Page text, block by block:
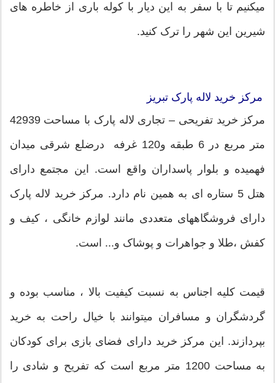
میکنیم تا با سفر به این دیار با کوله باری از خاطره های
شیرین این شهر را ترک کنید.
مرکز خرید لاله پارک تبریز
مرکز خرید تفریحی – تجاری لاله پارک با مساحت 42939
متر مربع در 6 طبقه و120 غرفه درضلع شرقی میدان
فهمیده و بلوار پاسداران واقع است. این مجتمع دارای
هتل 5 ستاره ای به همین نام دارد. مرکز خرید لاله پارک
دارای فروشگاههای متعددی مانند لوازم خانگی ، کیف و
کفش ،طلا و جواهرات و پوشاک و... است.
قیمت کلیه اجناس به نسبت کیفیت بالا ، مناسب بوده و
گردشگران و مسافران میتوانند با خیال راحت به خرید
بپردازند. این مرکز خرید دارای فضای بازی برای کودکان
به مساحت 1200 متر مربع است که تفریح و شادی را